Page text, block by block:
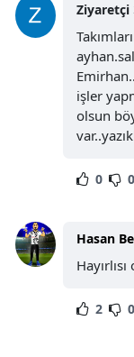
Ziyaretçi
işler
olsun
0 0
Hasan
2 0